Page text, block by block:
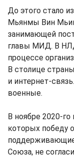
До этого стало
Мьянмы Вин
занимающей
главы МИД. В
процессе
В столице
и интернет-
военные.
В ноябре 2020-
которых победу
Союза, не